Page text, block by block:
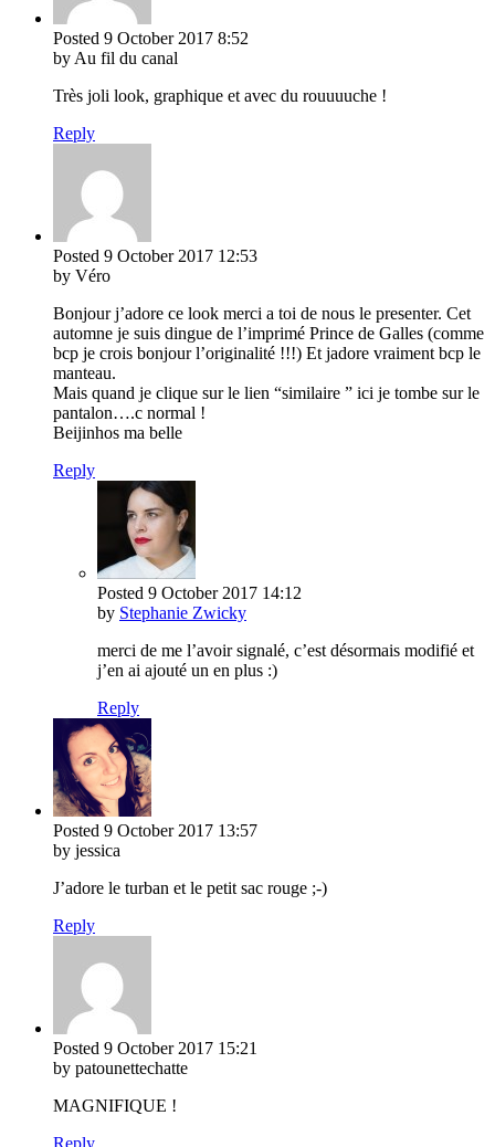
Posted 9 October 2017 8:52
by Au fil du canal
Très joli look, graphique et avec du rouuuuche !
Reply
Posted 9 October 2017 12:53
by Véro
Bonjour j’adore ce look merci a toi de nous le presenter. Cet
automne je suis dingue de l’imprimé Prince de Galles (comme
bcp je crois bonjour l’originalité !!!) Et jadore vraiment bcp le
manteau.
Mais quand je clique sur le lien “similaire ” ici je tombe sur le
pantalon….c normal !
Beijinhos ma belle
Reply
Posted 9 October 2017 14:12
by Stephanie Zwicky
merci de me l’avoir signalé, c’est désormais modifié et
j’en ai ajouté un en plus :)
Reply
Posted 9 October 2017 13:57
by jessica
J’adore le turban et le petit sac rouge ;-)
Reply
Posted 9 October 2017 15:21
by patounettechatte
MAGNIFIQUE !
Reply